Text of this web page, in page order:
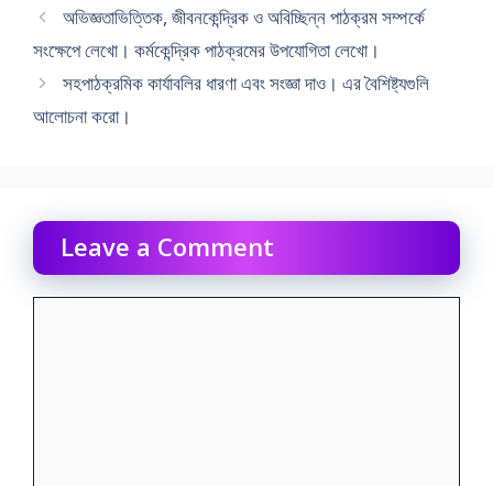
অভিজ্ঞতাভিত্তিক, জীবনকেন্দ্রিক ও অবিচ্ছিন্ন পাঠক্রম সম্পর্কে
সংক্ষেপে লেখাে। কর্মকেন্দ্রিক পাঠক্রমের উপযােগিতা লেখাে।
সহপাঠক্রমিক কার্যাবলির ধারণা এবং সংজ্ঞা দাও। এর বৈশিষ্ট্যগুলি
আলোচনা করো।
Leave a Comment